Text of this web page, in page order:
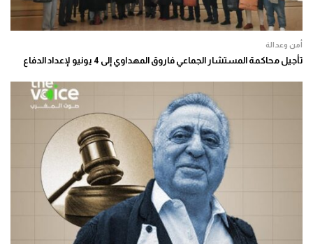
أمن وعدالة
تأجيل محاكمة المستشار الجماعي فاروق المهداوي إلى 4 يونيو لإعداد الدفاع